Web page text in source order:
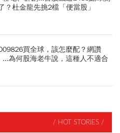
？杜金龍先挑2檔「便當股」
買全球，該怎麼配？網讚
...為何股海老牛說，這種人不適合
/ HOT STORIES /